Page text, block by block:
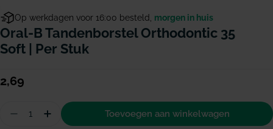
Op werkdagen voor 16:00 besteld, morgen in huis
Oral-B Tandenborstel Orthodontic 35
Soft | Per Stuk
Normale
2,69
Hoeveelheid
Aantal verminderen voor Oral-B tandenborstel
Hoeveelheid verhogen voor Oral-B
Toevoegen aan winkelwagen